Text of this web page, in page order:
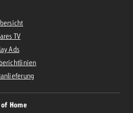
TV
Ads
Home